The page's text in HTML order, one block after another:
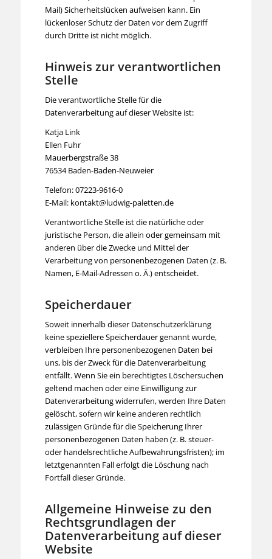
Mail) Sicherheitslücken aufweisen kann. Ein
lückenloser Schutz der Daten vor dem Zugriff
durch Dritte ist nicht möglich.
Hinweis zur verantwortlichen
Stelle
Die verantwortliche Stelle für die
Datenverarbeitung auf dieser Website ist:
Katja Link
Ellen Fuhr
Mauerbergstraße 38
76534 Baden-Baden-Neuweier
Telefon: 07223-9616-0
E-Mail: kontakt@ludwig-paletten.de
Verantwortliche Stelle ist die natürliche oder
juristische Person, die allein oder gemeinsam mit
anderen über die Zwecke und Mittel der
Verarbeitung von personenbezogenen Daten (z. B.
Namen, E-Mail-Adressen o. Ä.) entscheidet.
Speicherdauer
Soweit innerhalb dieser Datenschutzerklärung
keine speziellere Speicherdauer genannt wurde,
verbleiben Ihre personenbezogenen Daten bei
uns, bis der Zweck für die Datenverarbeitung
entfällt. Wenn Sie ein berechtigtes Löschersuchen
geltend machen oder eine Einwilligung zur
Datenverarbeitung widerrufen, werden Ihre Daten
gelöscht, sofern wir keine anderen rechtlich
zulässigen Gründe für die Speicherung Ihrer
personenbezogenen Daten haben (z. B. steuer-
oder handelsrechtliche Aufbewahrungsfristen); im
letztgenannten Fall erfolgt die Löschung nach
Fortfall dieser Gründe.
Allgemeine Hinweise zu den
Rechtsgrundlagen der
Datenverarbeitung auf dieser
Website